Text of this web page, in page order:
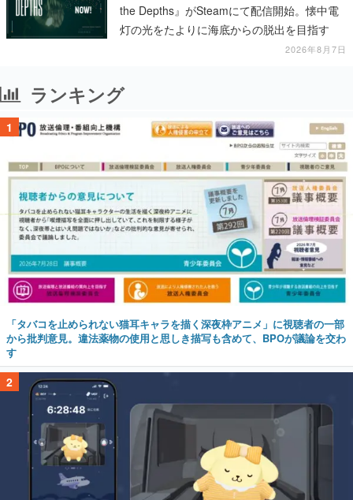
the Depths』がSteamにて配信開始。懐中電
灯の光をたよりに海底からの脱出を目指す
2026年8月7日
ランキング
1
「タバコを止められない猫耳キャラを描く深夜枠アニメ」に視聴者の一部
から批判意見。違法薬物の使用と思しき描写も含めて、BPOが議論を交わ
す
2